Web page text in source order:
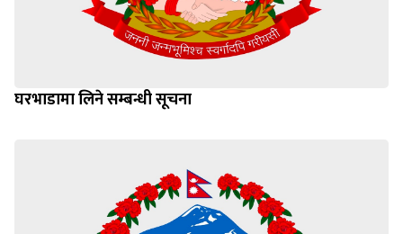
घरभाडामा लिने सम्बन्धी सूचना